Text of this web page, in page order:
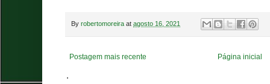
By robertomoreira at agosto 16, 2021
Postagem mais recente Página inicial
.